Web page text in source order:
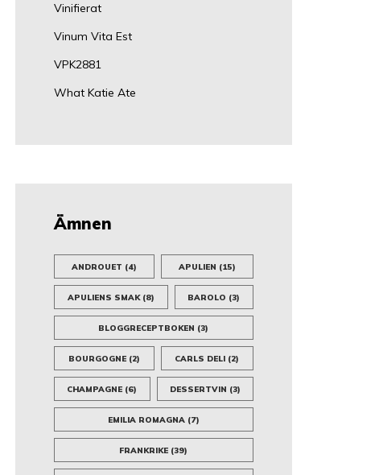
Vinifierat
Vinum Vita Est
VPK2881
What Katie Ate
Ämnen
ANDROUET (4) APULIEN (15)
APULIENS SMAK(8) BAROLO (3)
BLOGGRECEPTBOKEN (3)
BOURGOGNE(2) CARLS DELI (2)
CHAMPAGNE (6) DESSERTVIN (3)
EMILIA ROMAGNA(7)
FRANKRIKE (39)